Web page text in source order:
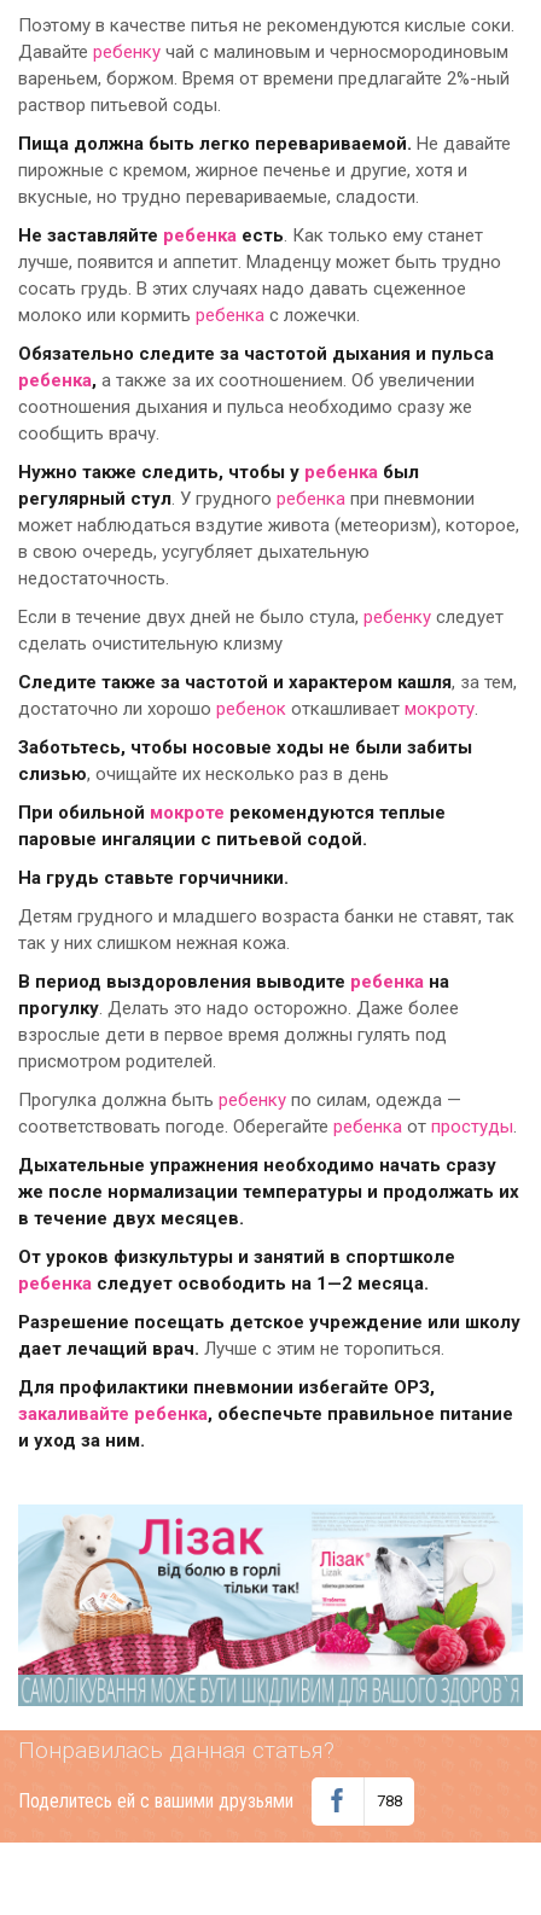
Поэтому в качестве питья не рекомендуются кислые соки.
Давайте ребенку чай с малиновым и черносмородиновым
вареньем, боржом. Время от времени предлагайте 2%-ный
раствор питьевой соды.
Пища должна быть легко перевариваемой. Не давайте
пирожные с кремом, жирное печенье и другие, хотя и
вкусные, но трудно перевариваемые, сладости.
Не заставляйте ребенка есть . Как только ему станет
лучше, появится и аппетит. Младенцу может быть трудно
сосать грудь. В этих случаях надо давать сцеженное
молоко или кормить ребенка с ложечки.
Обязательно следите за частотой дыхания и пульса
ребенка, а также за их соотношением. Об увеличении
соотношения дыхания и пульса необходимо сразу же
сообщить врачу.
Нужно также следить, чтобы у ребенка был
регулярный стул . У грудного ребенка при пневмонии
может наблюдаться вздутие живота (метеоризм), которое,
в свою очередь, усугубляет дыхательную
недостаточность.
Если в течение двух дней не было стула, ребенку следует
сделать очистительную клизму
Следите также за частотой и характером кашля, за тем,
достаточно ли хорошо ребенок откашливает мокроту
Заботьтесь, чтобы носовые ходы не были забиты
слизью, очищайте их несколько раз в день
При обильной мокроте рекомендуются теплые
паровые ингаляции с питьевой содой.
На грудь ставьте горчичники.
Детям грудного и младшего возраста банки не ставят, так
так у них слишком нежная кожа.
В период выздоровления выводите ребенка на
прогулку . Делать это надо осторожно. Даже более
взрослые дети в первое время должны гулять под
присмотром родителей.
Прогулка должна быть ребенку по силам, одежда —
соответствовать погоде. Оберегайте ребенка от простуды
Дыхательные упражнения необходимо начать сразу
же после нормализации температуры и продолжать их
в течение двух месяцев.
От уроков физкультуры и занятий в спортшколе
ребенка следует освободить на 1—2 месяца.
Разрешение посещать детское учреждение или школу
дает лечащий врач. Лучше с этим не торопиться.
Для профилактики пневмонии избегайте ОРЗ,
закаливайте ребенка, обеспечьте правильное питание
и уход за ним.
Понравилась данная статья?
Поделитесь ей с вашими друзьями 788